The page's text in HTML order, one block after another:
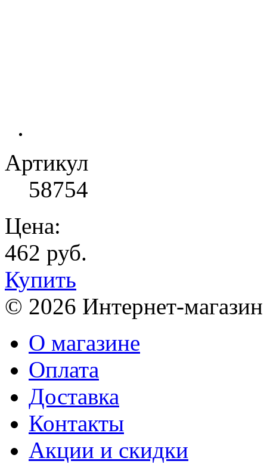
Артикул
58754
Цена:
462 руб.
Купить
© 2026 Интернет-
О магазине
Оплата
Доставка
Контакты
Акции и скидки